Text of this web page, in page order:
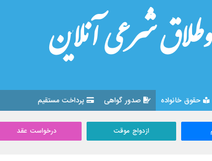
شرعی آنلاین
حقوق خانواده صدور گواهی پرداخت مستقیم
ازدواج موقت درخواست عقد